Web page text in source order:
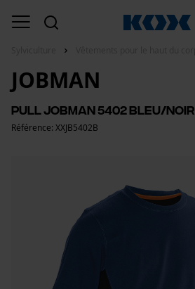
JOBMAN
Pull Jobman 5402 bleu/noir
Référence: XXJB5402B